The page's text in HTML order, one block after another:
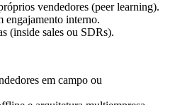
vendedores (peer learning).
engajamento interno.
(inside sales ou SDRs).
em campo ou